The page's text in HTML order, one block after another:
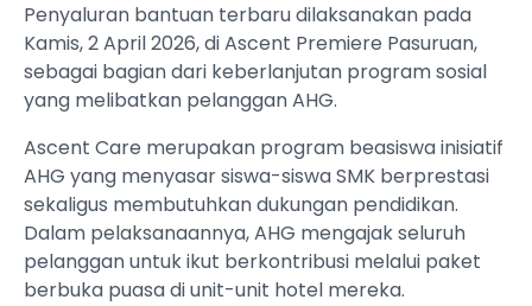
Penyaluran bantuan terbaru dilaksanakan pada
Kamis, 2 April 2026, di Ascent Premiere Pasuruan,
sebagai bagian dari keberlanjutan program sosial
yang melibatkan pelanggan AHG.
Ascent Care merupakan program beasiswa inisiatif
AHG yang menyasar siswa-siswa SMK berprestasi
sekaligus membutuhkan dukungan pendidikan.
Dalam pelaksanaannya, AHG mengajak seluruh
pelanggan untuk ikut berkontribusi melalui paket
berbuka puasa di unit-unit hotel mereka.